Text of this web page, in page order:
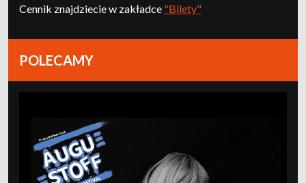
Cennik znajdziecie w zakładce "Bilety"
POLECAMY